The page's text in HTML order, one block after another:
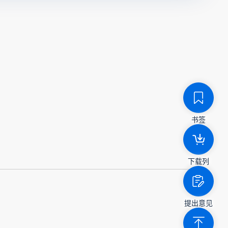
书签
下载列
提出意见